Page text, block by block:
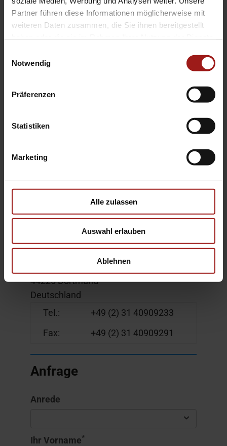
Partner führen diese Informationen möglicherweise mit
weiteren Daten zusammen, die Sie ihnen bereitgestellt
Notwendig
Präferenzen
Statistiken
Marketing
Alle zulassen
Auswahl erlauben
Ablehnen
Änderungen, Zwischenverkauf und
Irrtümer sind ausdrücklich vorbehalten.
Die Beschreibung dient der allgemeinen
stellt keine Gewährleistung im
Fahrzeugabbildung zeigt
Darstellungen können vom
Ausschlaggebend ist die Beschreibung
Kontakt
Ebbinghaus Automobile GmbH
Hagener Straße 152
44225 Dortmund
Deutschland
Tel.:
+49 (2) 31 40909233
Fax:
+49 (2) 31 40909291
Anfrage
Anrede
Ihr Vorname*